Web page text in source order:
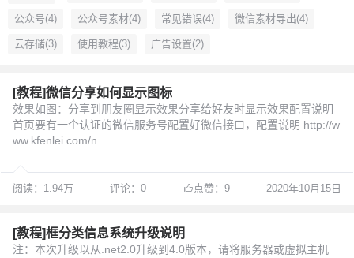
公众号(4) 公众号素材(4) 常见错误(4) 微信素材导出(4)
云存储(3) 使用教程(3) 广告设置(2)
[教程]微信分享如何显示图标
效果如图：分享到朋友圈显示效果分享给好友时显示效果配置说明
首页要有一个认证的微信服务号配置好微信接口，配置说明 http://w
ww.kfenlei.com/n
阅读：1.94万 评论：0 点赞：9 2020年10月15日
[教程]框分类信息系统升级说明
注：本次升级以从.net2.0升级到4.0版本，请将服务器或虚拟主机